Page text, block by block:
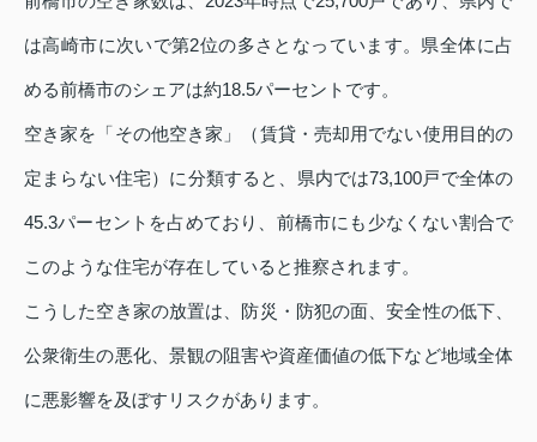
は高崎市に次いで第2位の多さとなっています。県全体に占
める前橋市のシェアは約18.5パーセントです。
空き家を「その他空き家」（賃貸・売却用でない使用目的の
定まらない住宅）に分類すると、県内では73,100戸で全体の
45.3パーセントを占めており、前橋市にも少なくない割合で
このような住宅が存在していると推察されます。
こうした空き家の放置は、防災・防犯の面、安全性の低下、
公衆衛生の悪化、景観の阻害や資産価値の低下など地域全体
に悪影響を及ぼすリスクがあります。